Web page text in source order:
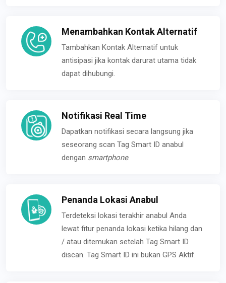
Menambahkan Kontak Alternatif
Tambahkan Kontak Alternatif untuk
antisipasi jika kontak darurat utama tidak
dapat dihubungi.
Notifikasi Real Time
Dapatkan notifikasi secara langsung jika
seseorang scan Tag Smart ID anabul
dengan smartphone.
Penanda Lokasi Anabul
Terdeteksi lokasi terakhir anabul Anda
lewat fitur penanda lokasi ketika hilang dan
/ atau ditemukan setelah Tag Smart ID
discan. Tag Smart ID ini bukan GPS Aktif.